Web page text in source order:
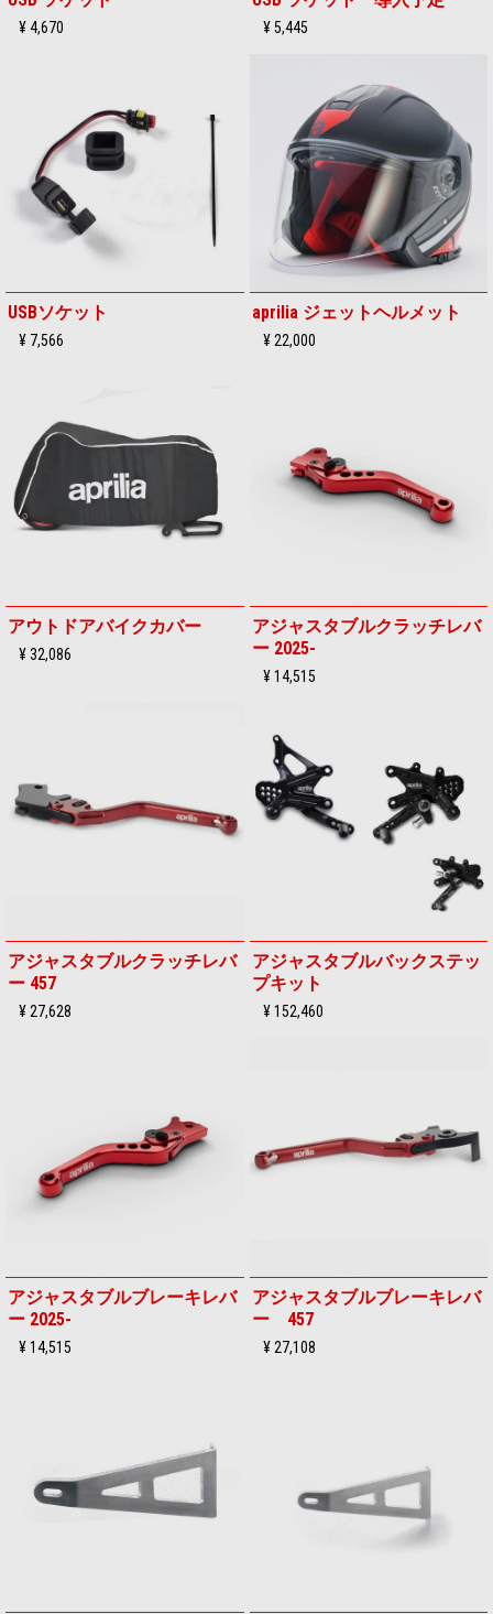
¥ 4,670 ¥ 5,445
USBソケット
¥ 7,566
aprilia ジェットヘルメット
¥ 22,000
アウトドアバイクカバー
¥ 32,086
アジャスタブルクラッチレバ
ー 2025-
¥ 14,515
アジャスタブルクラッチレバ
ー 457
¥ 27,628
アジャスタブルバックステッ
プキット
¥ 152,460
アジャスタブルブレーキレバ
ー 2025-
¥ 14,515
アジャスタブルブレーキレバ
ー 457
¥ 27,108